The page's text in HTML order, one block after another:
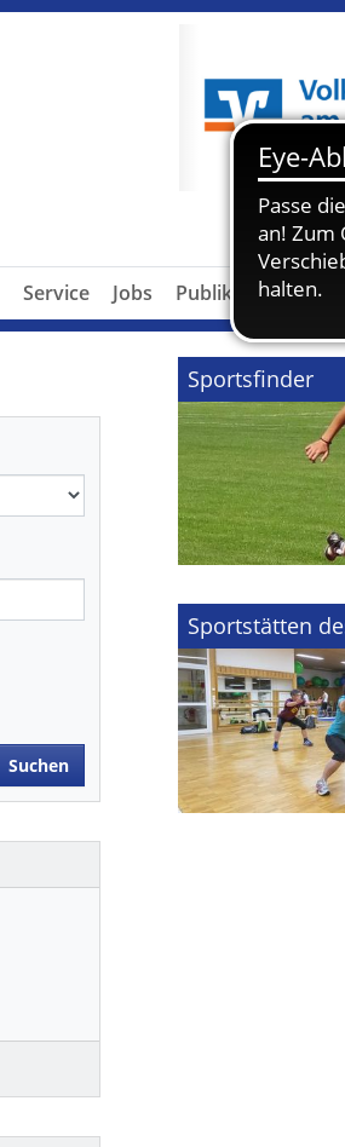
Previous
Service Jobs Publikationen
Sportsfinder
Sportstätten